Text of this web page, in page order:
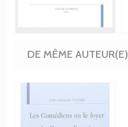
DE MÊME AUTEUR(E)